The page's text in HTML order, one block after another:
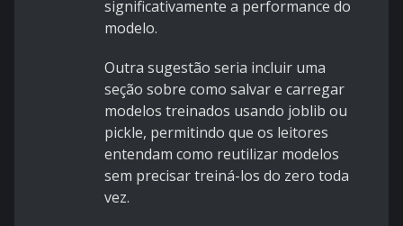
significativamente a performance do
modelo.
Outra sugestão seria incluir uma
seção sobre como salvar e carregar
modelos treinados usando joblib ou
pickle, permitindo que os leitores
entendam como reutilizar modelos
sem precisar treiná-los do zero toda
vez.